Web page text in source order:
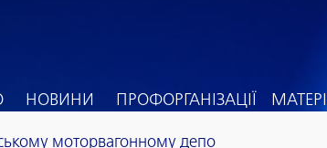
НОВИНИ ПРОФОРГАНІЗАЦІЇ
моторвагонному депо